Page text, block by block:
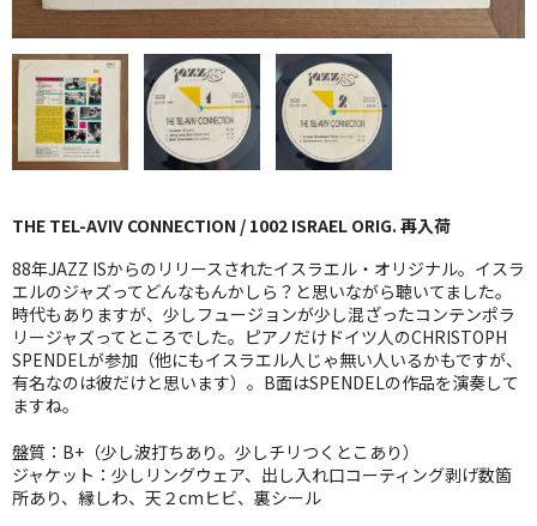
BLUE NOTE
JAZZ-EU
JAZZ-JP
J-POP
ROCK
FOLK,SSW
WORLD
その他
7INC
THE TEL-AVIV CONNECTION / 1002 ISRAEL ORIG. 再入荷
88年JAZZ ISからのリリースされたイスラエル・オリジナル。イスラ
エルのジャズってどんなもんかしら？と思いながら聴いてました。
時代もありますが、少しフュージョンが少し混ざったコンテンポラ
リージャズってところでした。ピアノだけドイツ人のCHRISTOPH
SPENDELが参加（他にもイスラエル人じゃ無い人いるかもですが、
有名なのは彼だけと思います）。B面はSPENDELの作品を演奏して
ますね。
盤質：B+（少し波打ちあり。少しチリつくとこあり）
ジャケット：少しリングウェア、出し入れ口コーティング剥げ数箇
所あり、縁しわ、天２cmヒビ、裏シール